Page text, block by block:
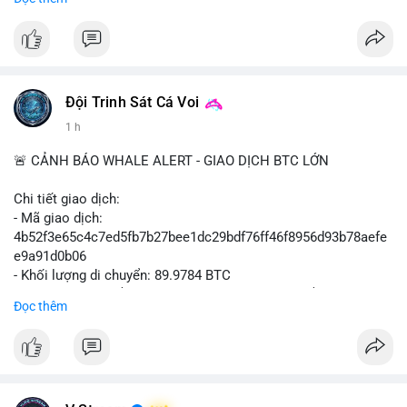
#binancesquare
$btc
📰 Nguồn: Cointelegraph
Đội Trinh Sát Cá Voi
1 h
🚨 CẢNH BÁO WHALE ALERT - GIAO DỊCH BTC LỚN
Chi tiết giao dịch:
- Mã giao dịch:
4b52f3e65c4c7ed5fb7b27bee1dc29bdf76ff46f8956d93b78aefe
e9a91d0b06
- Khối lượng di chuyển: 89.9784 BTC
USD)
Đọc thêm